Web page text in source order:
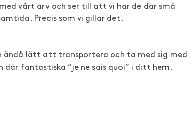
vårt arv och ser till att vi har de där små
Precis som vi gillar det.
ändå lätt att transportera och ta med sig med
där fantastiska ”je ne sais quoi” i ditt hem.